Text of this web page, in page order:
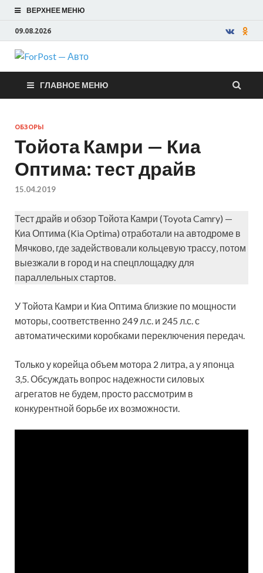
ВЕРХНЕЕ МЕНЮ
09.08.2026
ForPost —
Авто
ГЛАВНОЕ МЕНЮ
ОБЗОРЫ
Тойота Камри — Киа
Оптима: тест драйв
15.04.2019
Тест драйв и обзор Тойота Камри (Toyota Camry) —
Киа Оптима (Kia Optima) отработали на автодроме в
Мячково, где задействовали кольцевую трассу, потом
выезжали в город и на спецплощадку для
параллельных стартов.
У Тойота Камри и Киа Оптима близкие по мощности
моторы, соответственно 249 л.с. и 245 л.с. с
автоматическими коробками переключения передач.
Только у корейца объем мотора 2 литра, а у японца
3,5. Обсуждать вопрос надежности силовых
агрегатов не будем, просто рассмотрим в
конкурентной борьбе их возможности.